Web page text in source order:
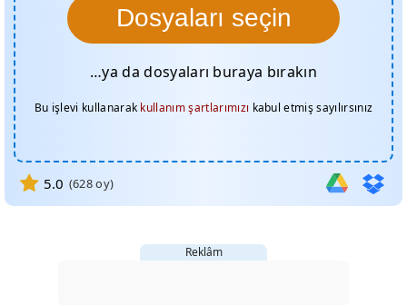
Dosyaları seçin
…ya da dosyaları buraya bırakın
Bu işlevi kullanarak kullanım şartlarımızı kabul etmiş sayılırsınız
5.0 (628oy)
Reklâm